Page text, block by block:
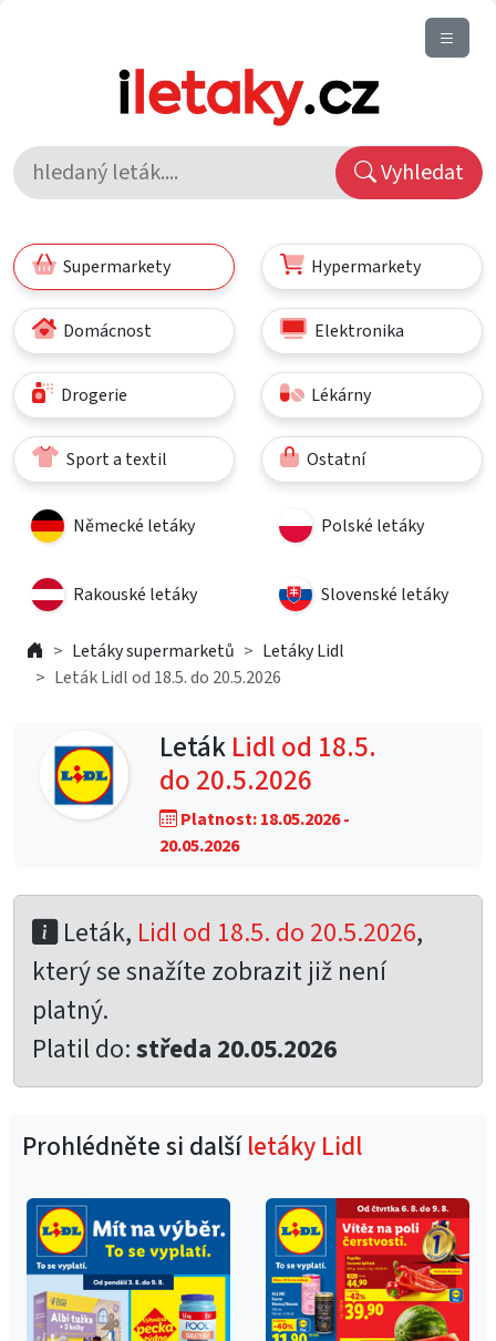
Vyhledat
Supermarkety Hypermarkety
Domácnost Elektronika
Drogerie Lékárny
Sport a textil Ostatní
Německé letáky Polské letáky
Rakouské letáky Slovenské letáky
Letáky supermarketů
Letáky Lidl
Leták Lidl od 18.5. do 20.5.2026
LetákLidl od 18.5.
do 20.5.2026
Platnost: 18.05.2026 -
20.05.2026
Leták, Lidl od 18.5. do 20.5.2026,
který se snažíte zobrazit již není
platný.
Platil do:středa 20.05.2026
Prohlédněte si dalšíletáky Lidl